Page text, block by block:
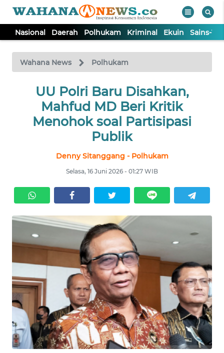
Nasional Daerah Polhukam Kriminal Ekuin Sains-
Wahana News Polhukam
UU Polri Baru Disahkan,
Mahfud MD Beri Kritik
Menohok soal Partisipasi
Publik
Denny Sitanggang - Polhukam
Selasa, 16 Juni 2026 - 01:27 WIB
TV
Tutup
NASIONAL
DAERAH
EKUIN
SAINS-TEKNO
INTERNASIONAL
SERBA-SERBI
PENDIDIKAN